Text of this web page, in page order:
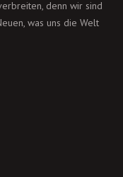
denn wir sind
was uns die Welt